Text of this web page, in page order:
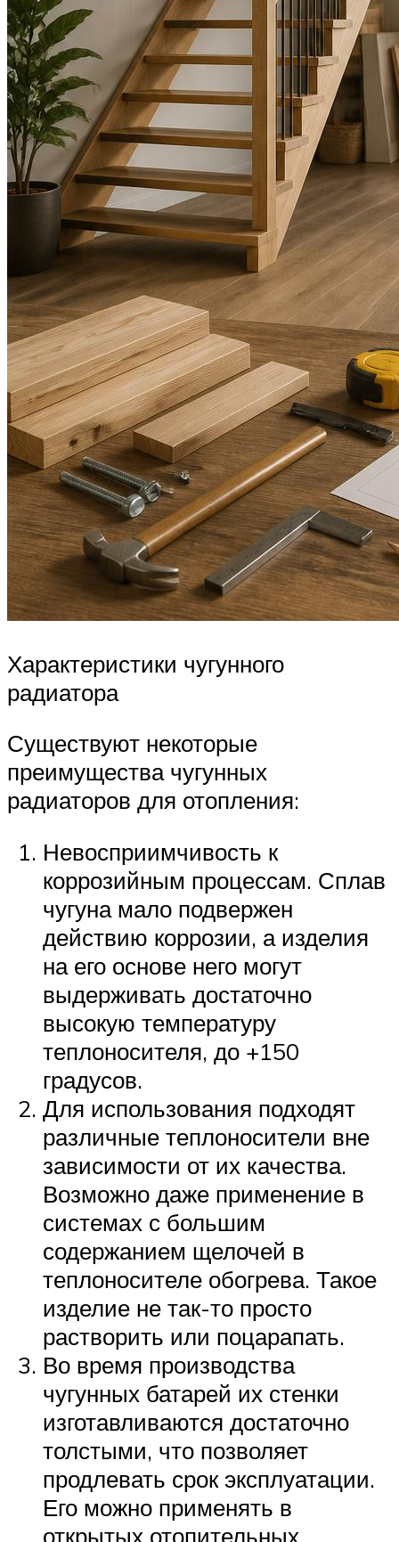
Характеристики чугунного
радиатора
Существуют некоторые
преимущества чугунных
радиаторов для отопления:
Невосприимчивость к
коррозийным процессам. Сплав
чугуна мало подвержен
действию коррозии, а изделия
на его основе него могут
выдерживать достаточно
высокую температуру
теплоносителя, до +150
градусов.
Для использования подходят
различные теплоносители вне
зависимости от их качества.
Возможно даже применение в
системах с большим
содержанием щелочей в
теплоносителе обогрева. Такое
изделие не так-то просто
растворить или поцарапать.
Во время производства
чугунных батарей их стенки
изготавливаются достаточно
толстыми, что позволяет
продлевать срок эксплуатации.
Его можно применять в
открытых отопительных